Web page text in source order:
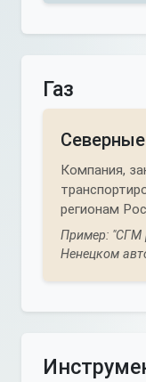
Газ
Компания,
регионам
Пример: "СГМ
Ненецком